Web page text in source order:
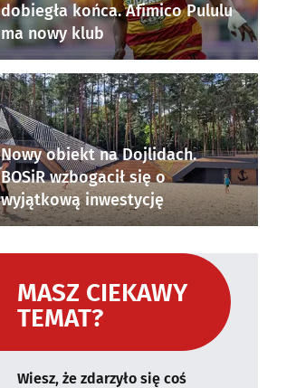
dobiegła końca. Afimico Pululu
ma nowy klub
Nowy obiekt na Dojlidach.
BOSiR wzbogacił się o
wyjątkową inwestycję
MASZ CIEKAWY
TEMAT?
Wiesz, że zdarzyło się coś